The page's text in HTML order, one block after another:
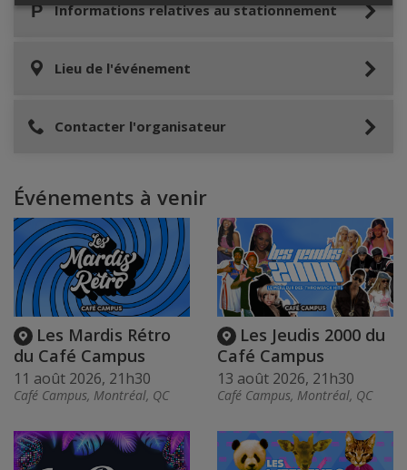
Informations relatives au stationnement
Lieu de l'événement
Contacter l'organisateur
Événements à venir
Les Mardis Rétro
du Café Campus
11 août 2026, 21h30
Café Campus, Montréal, QC
Les Jeudis 2000 du
Café Campus
13 août 2026, 21h30
Café Campus, Montréal, QC